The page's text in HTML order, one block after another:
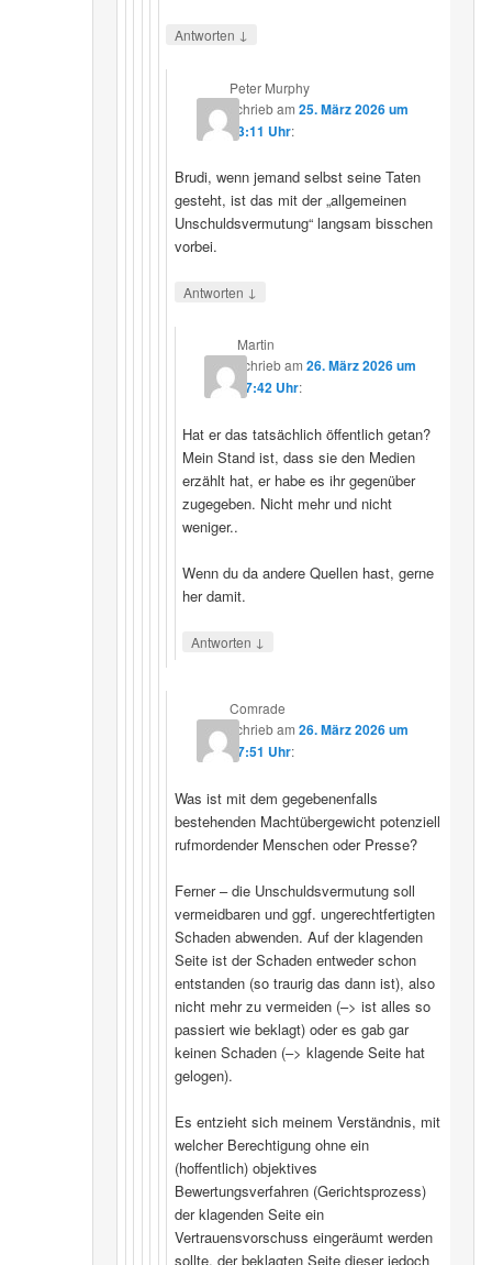
Antworten ↓
Peter Murphy
schriebam 25. März 2026 um
23:11 Uhr:
Brudi, wenn jemand selbst seine Taten
gesteht, ist das mit der „allgemeinen
Unschuldsvermutung“ langsam bisschen
vorbei.
Antworten ↓
Martin
schriebam26. März 2026 um
07:42 Uhr:
Hat er das tatsächlich öffentlich getan?
Mein Stand ist, dass sie den Medien
erzählt hat, er habe es ihr gegenüber
zugegeben. Nicht mehr und nicht
weniger..
Wenn du da andere Quellen hast, gerne
her damit.
Antworten ↓
Comrade
schriebam 26. März 2026 um
17:51 Uhr:
Was ist mit dem gegebenenfalls
bestehenden Machtübergewicht potenziell
rufmordender Menschen oder Presse?
Ferner – die Unschuldsvermutung soll
vermeidbaren und ggf. ungerechtfertigten
Schaden abwenden. Auf der klagenden
Seite ist der Schaden entweder schon
entstanden (so traurig das dann ist), also
nicht mehr zu vermeiden (–> ist alles so
passiert wie beklagt) oder es gab gar
keinen Schaden (–> klagende Seite hat
gelogen).
Es entzieht sich meinem Verständnis, mit
welcher Berechtigung ohne ein
(hoffentlich) objektives
Bewertungsverfahren (Gerichtsprozess)
der klagenden Seite ein
Vertrauensvorschuss eingeräumt werden
sollte, der beklagten Seite dieser jedoch